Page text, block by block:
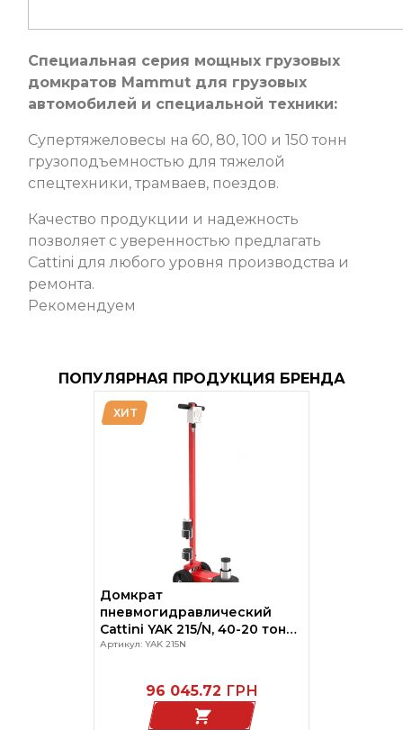
Специальная серия мощных грузовых
домкратов Mammut для грузовых
автомобилей и специальной техники:
Супертяжеловесы на 60, 80, 100 и 150 тонн
грузоподъемностью для тяжелой
спецтехники, трамваев, поездов.
Качество продукции и надежность
позволяет с уверенностью предлагать
Cattini для любого уровня производства и
ремонта.
Рекомендуем
ПОПУЛЯРНАЯ ПРОДУКЦИЯ БРЕНДА
ХИТ
Домкрат
пневмогидравлический
Cattini YAK 215/N, 40-20 тонн,
для грузовых автомобилей
Артикул: YAK 215N
96 045.72 ГРН